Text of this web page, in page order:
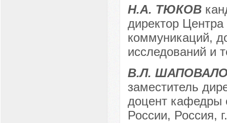
Н.А. ТЮКОВ
директор
коммуникаций,
исследований и
В.Л.
заместитель
доцент
России, Россия,